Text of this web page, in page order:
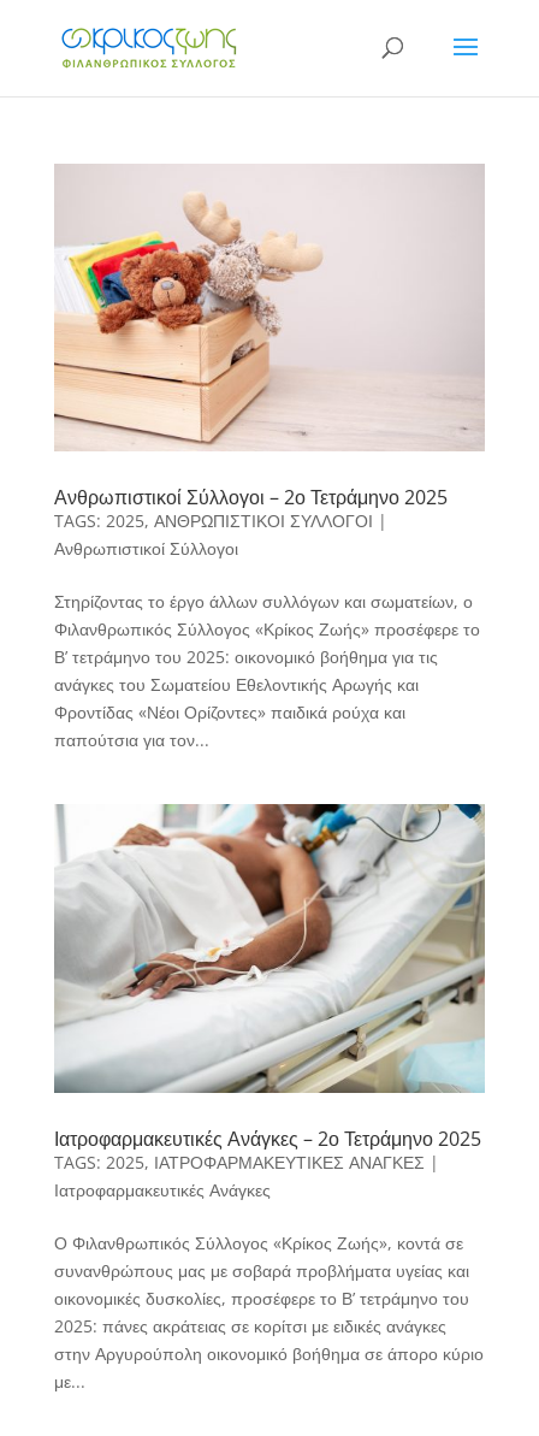
Ανθρωπιστικοί Σύλλογοι – 2ο Τετράμηνο 2025
TAGS: 2025, ΑΝΘΡΩΠΙΣΤΙΚΟΙ ΣΥΛΛΟΓΟΙ |
Ανθρωπιστικοί Σύλλογοι
Στηρίζοντας το έργο άλλων συλλόγων και σωματείων, ο
Φιλανθρωπικός Σύλλογος «Κρίκος Ζωής» προσέφερε το
Β’ τετράμηνο του 2025: οικονομικό βοήθημα για τις
ανάγκες του Σωματείου Εθελοντικής Αρωγής και
Φροντίδας «Νέοι Ορίζοντες» παιδικά ρούχα και
παπούτσια για τον...
Ιατροφαρμακευτικές Ανάγκες – 2ο Τετράμηνο 2025
TAGS: 2025, ΙΑΤΡΟΦΑΡΜΑΚΕΥΤΙΚΕΣ ΑΝΑΓΚΕΣ |
Ιατροφαρμακευτικές Ανάγκες
Ο Φιλανθρωπικός Σύλλογος «Κρίκος Ζωής», κοντά σε
συνανθρώπους μας με σοβαρά προβλήματα υγείας και
οικονομικές δυσκολίες, προσέφερε το Β’ τετράμηνο του
2025: πάνες ακράτειας σε κορίτσι με ειδικές ανάγκες
στην Αργυρούπολη οικονομικό βοήθημα σε άπορο κύριο
με...